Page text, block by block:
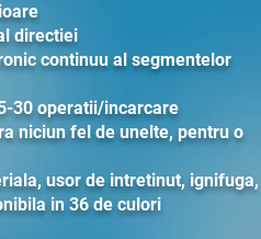
directiei
continuu al segmentelor
30 operatii/incarcare
niciun fel de unelte, pentru o
usor de intretinut, ignifuga,
in 36 de culori